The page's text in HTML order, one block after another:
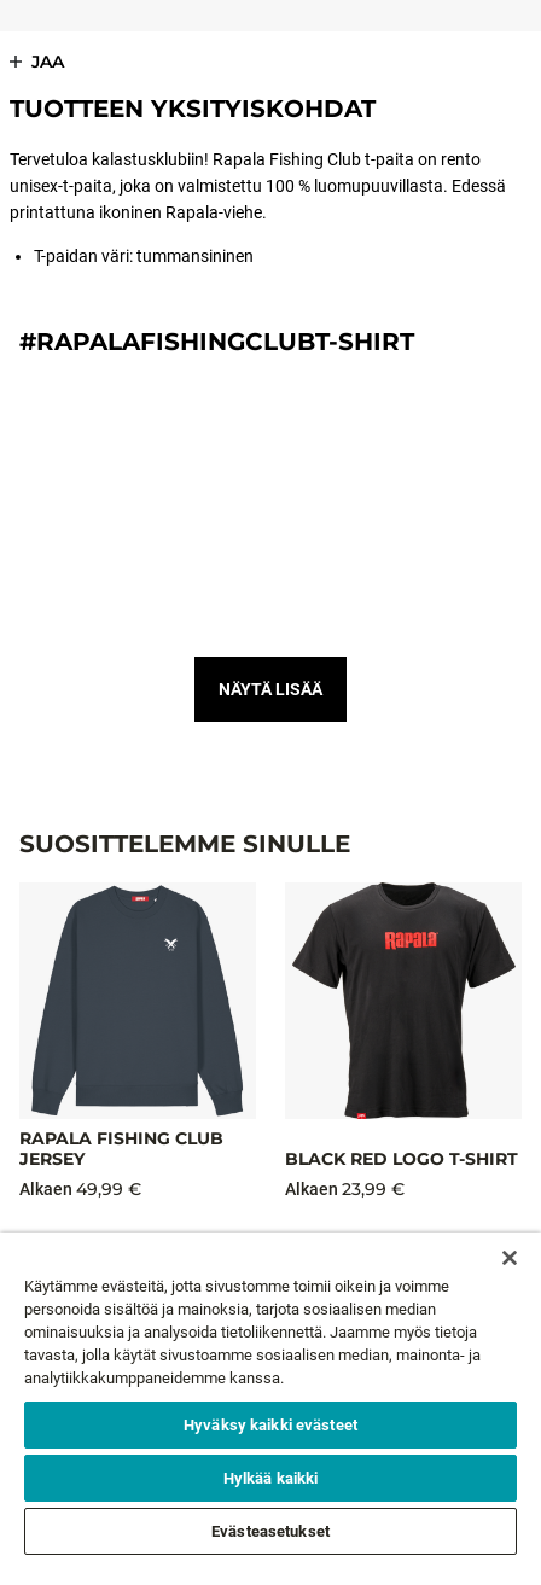
JAA
TUOTTEEN YKSITYISKOHDAT
Tervetuloa kalastusklubiin! Rapala Fishing Club t-paita on rento
unisex-t-paita, joka on valmistettu 100 % luomupuuvillasta. Edessä
printattuna ikoninen Rapala-viehe.
T-paidan väri: tummansininen
#RAPALAFISHINGCLUBT-SHIRT
NÄYTÄ LISÄÄ
SUOSITTELEMME SINULLE
RAPALA FISHING CLUB
JERSEY
Alkaen 49,99 €
BLACK RED LOGO T-SHIRT
Alkaen 23,99 €
UUTISKIRJE
ASIAKASPALVELU
Käytämme evästeitä, jotta sivustomme toimii oikein ja voimme
personoida sisältöä ja mainoksia, tarjota sosiaalisen median
ominaisuuksia ja analysoida tietoliikennettä. Jaamme myös tietoja
tavasta, jolla käytät sivustoamme sosiaalisen median, mainonta- ja
analytiikkakumppaneidemme kanssa.
Hyväksy kaikki evästeet
Hylkää kaikki
Evästeasetukset